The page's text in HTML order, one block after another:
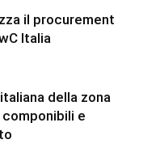
il procurement
Italia
della zona
e